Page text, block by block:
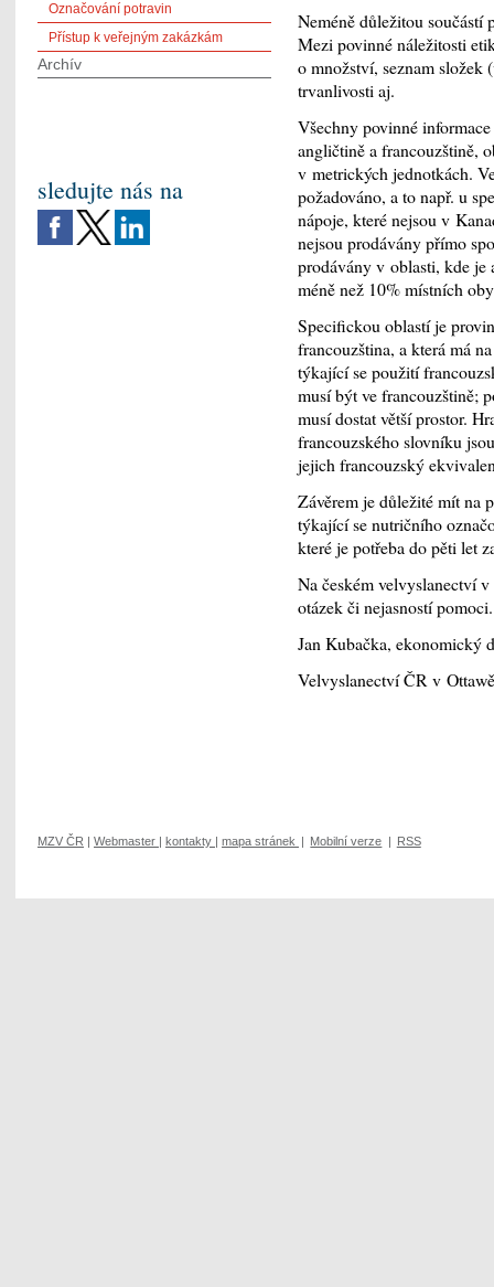
Neméně důležitou
Mezi povinné náležitosti
o množství, seznam složek
trvanlivosti aj.
Všechny povinné
angličtině a francouzštině,
v metrických jednotkách.
požadováno, a to např. u
nápoje, které nejsou v
nejsou prodávány přímo
prodávány v oblasti, kde je
méně než 10% místních
Specifickou oblastí je
francouzština, a která má
týkající se použití
musí být ve francouzštině;
musí dostat větší prostor.
francouzského slovníku
jejich francouzský
Závěrem je důležité mít na
týkající se nutričního
které je potřeba do pěti let
Na českém velvyslanectví
otázek či nejasností pomoci.
Jan Kubačka, ekonomický
Velvyslanectví ČR v Ottawě
Označování potravin
Přístup k veřejným zakázkám
Archív
sledujte nás na
MZV ČR | Webmaster | kontakty | mapa stránek | Mobilní verze | RSS